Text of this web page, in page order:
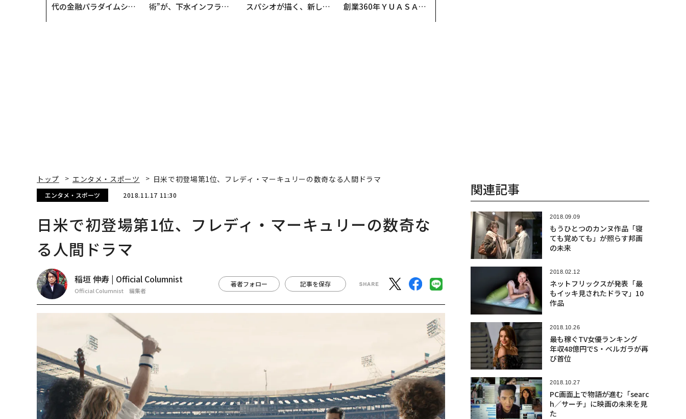
代の金融パラダイムシフ
術”が、下水インフラを
スパシオが描く、新しい
創業360年ＹＵＡＳＡと
トップ エンタメ・スポーツ 日米で初登場第1位、フレディ・マーキュリーの数奇なる人間ドラマ
エンタメ・スポーツ 2018.11.17 11:30
日米で初登場第1位、フレディ・マーキュリーの数奇な
る人間ドラマ
稲垣 伸寿 | Official Columnist
Official Columnist 編集者
著者フォロー 記事を保存
関連記事
2018.09.09
もうひとつのカンヌ作品「寝
ても覚めても」が照らす邦画
の未来
2018.02.12
ネットフリックスが発表「最
もイッキ見されたドラマ」10
作品
2018.10.26
最も稼ぐTV女優ランキング
年収48億円でS・ベルガラが再
び首位
2018.10.27
PC画面上で物語が進む「searc
h／サーチ」に映画の未来を見
た